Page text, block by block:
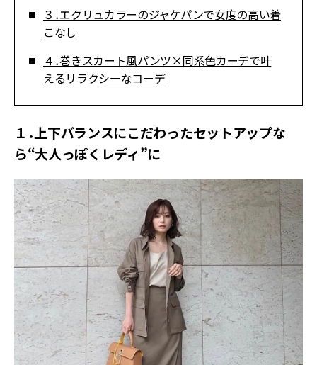
３．エクリュカラーのジャケパンで女度の高い着
こなし
４．巻きスカート風パンツ×同系色カーデで叶
えるリラクシーなコーデ
１．上下バランスにこだわったセットアップな
ら“大人っぽくレディ”に